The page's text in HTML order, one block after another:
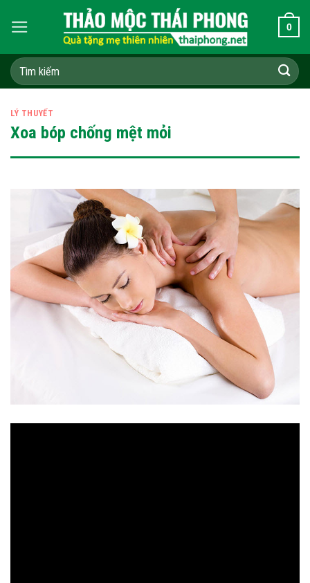
0
Tìm
kiếm:
LÝ THUYẾT
Xoa bóp chống mệt mỏi